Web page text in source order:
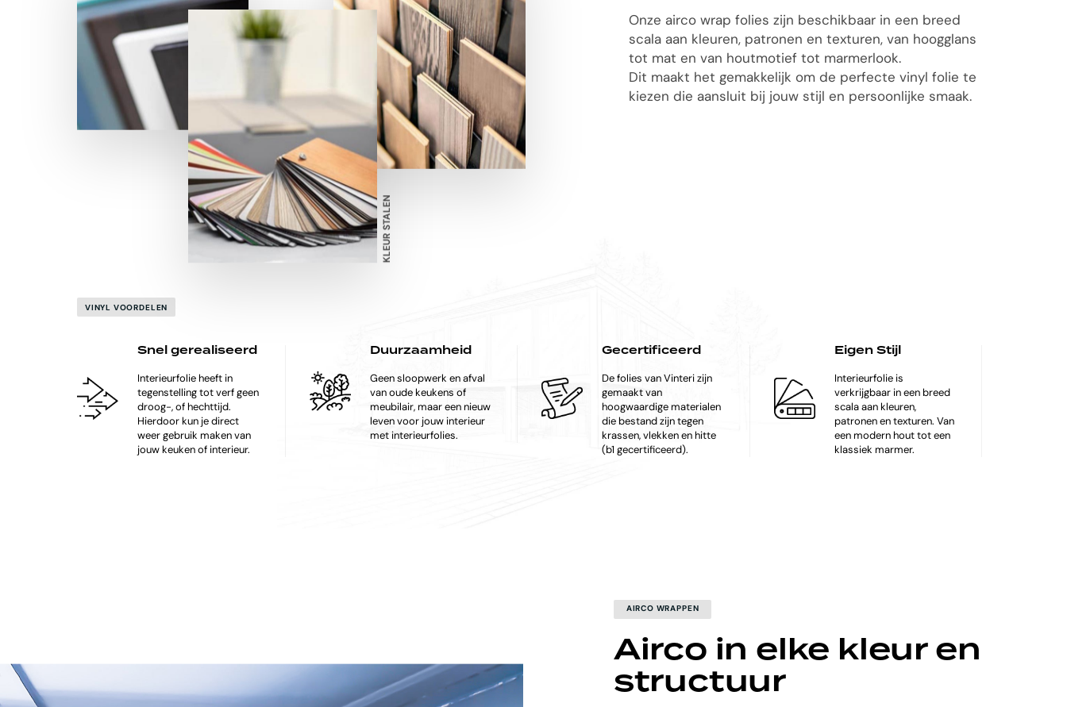
KLEUR STALEN
Onze airco wrap folies zijn beschikbaar in een breed
scala aan kleuren, patronen en texturen, van hoogglans
tot mat en van houtmotief tot marmerlook.
Dit maakt het gemakkelijk om de perfecte vinyl folie te
kiezen die aansluit bij jouw stijl en persoonlijke smaak.
VINYL VOORDELEN
Snel gerealiseerd
Interieurfolie heeft in
tegenstelling tot verf geen
droog-, of hechttijd.
Hierdoor kun je direct
weer gebruik maken van
jouw keuken of interieur.
Duurzaamheid
Geen sloopwerk en afval
van oude keukens of
meubilair, maar een nieuw
leven voor jouw interieur
met interieurfolies.
Gecertificeerd
De folies van Vinteri zijn
gemaakt van
hoogwaardige materialen
die bestand zijn tegen
krassen, vlekken en hitte
(b1 gecertificeerd).
Eigen Stijl
Interieurfolie is
verkrijgbaar in een breed
scala aan kleuren,
patronen en texturen. Van
een modern hout tot een
klassiek marmer.
AIRCO WRAPPEN
Airco in elke kleur en
structuur